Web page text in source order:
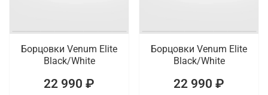
Борцовки Venum Elite
Black/White
22 990 ₽
Борцовки Venum Elite
Black/White
22 990 ₽